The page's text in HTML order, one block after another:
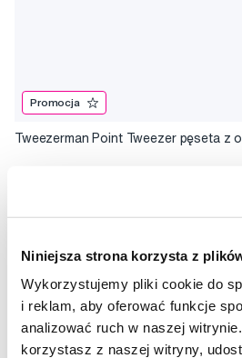
Niniejsza strona korzysta z
Wykorzystujemy pliki cookie do
i reklam, aby oferować funkcje
analizować ruch w naszej
korzystasz z naszej witryny,
Promocja
Tweezerman Point Tweezer pęseta z
5,0/5 (10x)
Do koszyka
Dostępny 4